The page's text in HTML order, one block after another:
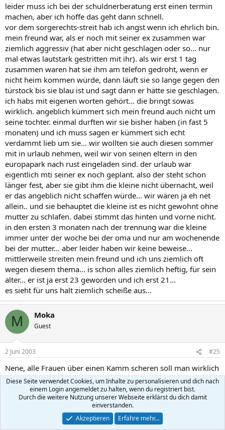
leider muss ich bei der schuldnerberatung erst einen termin
machen, aber ich hoffe das geht dann schnell.
vor dem sorgerechts-streit hab ich angst wenn ich ehrlich bin.
mein freund war, als er noch mit seiner ex zusammen war
ziemlich aggressiv (hat aber nicht geschlagen oder so... nur
mal etwas lautstark gestritten mit ihr). als wir erst 1 tag
zusammen waren hat sie ihm am telefon gedroht, wenn er
nicht heim kommen würde, dann läuft sie so lange gegen den
türstock bis sie blau ist und sagt dann er hätte sie geschlagen.
ich habs mit eigenen worten gehört... die bringt sowas
wirklich. angeblich kümmert sich mein freund auch nicht um
seine tochter. einmal durften wir sie bisher haben (in fast 5
monaten) und ich muss sagen er kümmert sich echt
verdammt lieb um sie... wir wollten sie auch diesen sommer
mit in urlaub nehmen, weil wir von seinen eltern in den
europapark nach rust eingeladen sind. der urlaub war
eigentlich mti seiner ex noch geplant. also der steht schon
länger fest, aber sie gibt ihm die kleine nicht übernacht, weil
er das angeblich nicht schaffen würde... wir wären ja eh net
allein.. und sie behauptet die kleine ist es nicht gewohnt ohne
mutter zu schlafen. dabei stimmt das hinten und vorne nicht.
in den ersten 3 monaten nach der trennung war die kleine
immer unter der woche bei der oma und nur am wochenende
bei der mutter... aber leider haben wir keine beweise...
mittlerweile streiten mein freund und ich uns ziemlich oft
wegen diesem thema... is schon alles ziemlich heftig, für sein
alter... er ist ja erst 23 geworden und ich erst 21...
es sieht für uns halt ziemlich scheiße aus...
M Moka
Guest
2 Juni 2003 #25
Nene, alle Frauen über einen Kamm scheren soll man wirklich
nicht.
Dürfte aber auch in meiner letzten Antwort rüber gekommen
sein.
Meine Mutter musste uns drei Kinder jahrelang alleine
Diese Seite verwendet Cookies, um Inhalte zu personalisieren und dich nach
einem Login angemeldet zu halten, wenn du registriert bist.
Durch die weitere Nutzung unserer Webseite erklärst du dich damit
einverstanden.
Akzeptieren
Erfahre mehr…